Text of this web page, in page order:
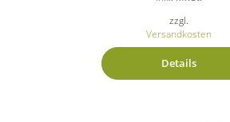
zzgl.
Versandkosten
Details